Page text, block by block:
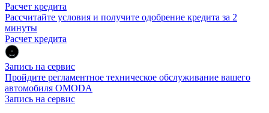
Расчет кредита
Рассчитайте условия и получите одобрение кредита за 2
минуты
Расчет кредита
Запись на сервис
Пройдите регламентное техническое обслуживание вашего
автомобиля OMODA
Запись на сервис